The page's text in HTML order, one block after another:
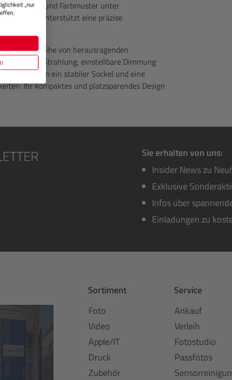
und Farbmuster unter
Dies unterstützt eine präzise
eine Reihe von herausragenden
UV-freie Strahlung, einstellbare Dimmung
außerdem ein stabiler Sockel und eine
Ihr kompaktes und platzsparendes Design
Sie erhalten von uns:
Insider News zu
Exklusive
Infos über
Einladungen zu
Sortiment
Foto
Video
Apple/IT
Druck
Zubehör
Service
Ankauf
Verleih
Fotostudio
Passfotos
„nur